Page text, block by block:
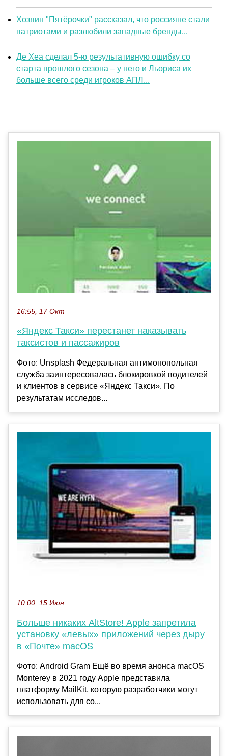
Хозяин "Пятёрочки" рассказал, что россияне стали
патриотами и разлюбили западные бренды...
Де Хеа сделал 5-ю результативную ошибку со
старта прошлого сезона – у него и Льориса их
больше всего среди игроков АПЛ...
16:55, 17 Окт
«Яндекс Такси» перестанет наказывать
таксистов и пассажиров
Фото: Unsplash Федеральная антимонопольная
служба заинтересовалась блокировкой водителей
и клиентов в сервисе «Яндекс Такси». По
результатам исследов...
10:00, 15 Июн
Больше никаких AltStore! Apple запретила
установку «левых» приложений через дыру
в «Почте» macOS
Фото: Android Gram Ещё во время анонса macOS
Monterey в 2021 году Apple представила
платформу MailKit, которую разработчики могут
использовать для со...